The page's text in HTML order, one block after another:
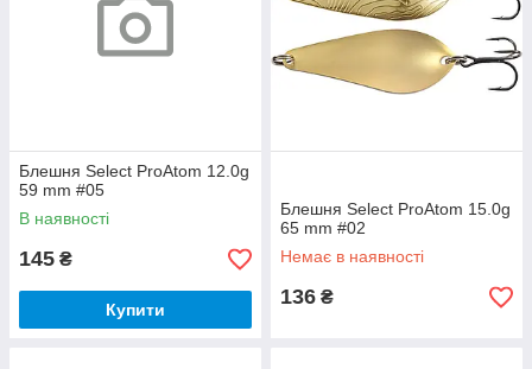
Блешня Select ProAtom 12.0g
59 mm #05
В наявності
145 ₴
Купити
Блешня Select ProAtom 15.0g
65 mm #02
Немає в наявності
136 ₴